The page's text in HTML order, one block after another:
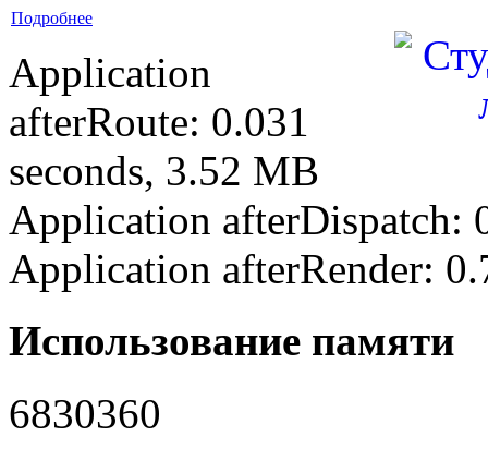
Подробнее
Application
afterRoute: 0.031
seconds, 3.52 MB
Application afterDispatch:
Application afterRender:
Использование памяти
6830360